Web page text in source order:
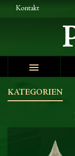
Kontakt

KATEGORIEN